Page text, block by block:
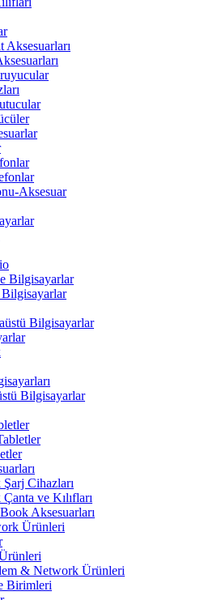
Aksesuarları
Aksesuar
Bilgisayarlar
Bilgisayarlar
Bilgisayarlar
Cihazları
ve Kılıfları
Aksesuarları
Ürünleri
& Network Ürünleri
Birimleri